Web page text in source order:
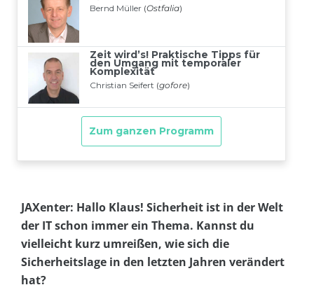
JAXenter: Hallo Klaus! Sicherheit ist in der Welt
der IT schon immer ein Thema. Kannst du
vielleicht kurz umreißen, wie sich die
Sicherheitslage in den letzten Jahren verändert
hat?